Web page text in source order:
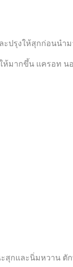
ปรุงให้สุกก่อนนำ
มากขึ้น เเครอท
กและนิ่มหวาน ตัก